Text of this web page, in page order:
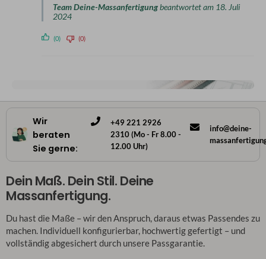
Team Deine-Massanfertigungbeantwortet am 18. Juli
2024
(0) (0)
Wir
beraten
Sie gerne:
+49 221 2926
2310 (Mo - Fr 8.00 -
12.00 Uhr)
info@deine-
Dein Maß. Dein Stil. Deine
Massanfertigung.
Du hast die Maße – wir den Anspruch, daraus etwas Passendes zu
machen. Individuell konfigurierbar, hochwertig gefertigt – und
vollständig abgesichert durch unsere Passgarantie.